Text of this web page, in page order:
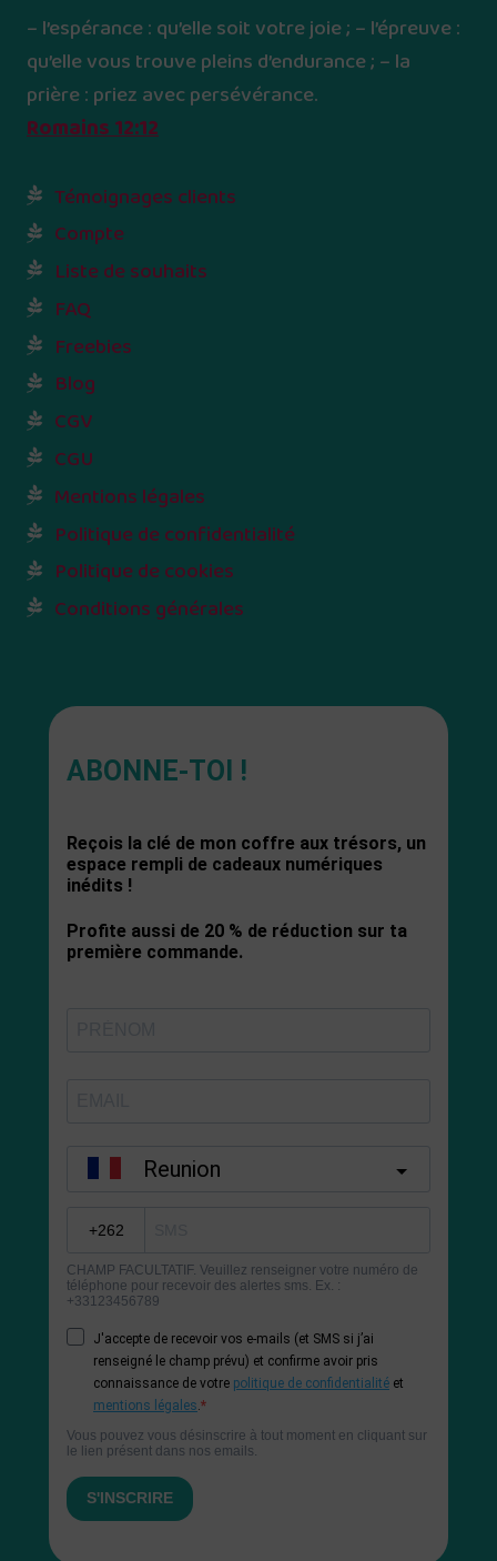
– l’espérance : qu’elle soit votre joie ; – l’épreuve :
qu’elle vous trouve pleins d’endurance ; – la
prière : priez avec persévérance.
Romains 12:12
Témoignages clients
Compte
Liste de souhaits
FAQ
Freebies
Blog
CGV
CGU
Mentions légales
Politique de confidentialité
Politique de cookies
Conditions générales